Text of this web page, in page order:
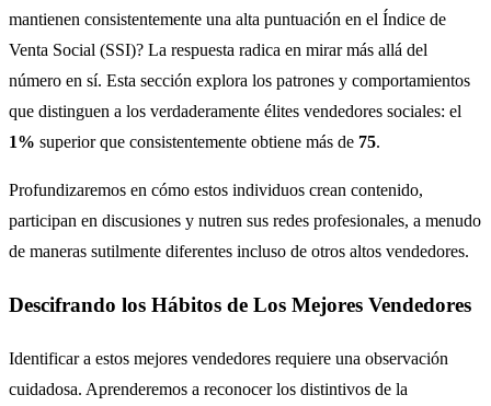
mantienen consistentemente una alta puntuación en el Índice de
Venta Social (SSI)? La respuesta radica en mirar más allá del
número en sí. Esta sección explora los patrones y comportamientos
que distinguen a los verdaderamente élites vendedores sociales: el
1% superior que consistentemente obtiene más de 75.
Profundizaremos en cómo estos individuos crean contenido,
participan en discusiones y nutren sus redes profesionales, a menudo
de maneras sutilmente diferentes incluso de otros altos vendedores.
Descifrando los Hábitos de Los Mejores Vendedores
Identificar a estos mejores vendedores requiere una observación
cuidadosa. Aprenderemos a reconocer los distintivos de la